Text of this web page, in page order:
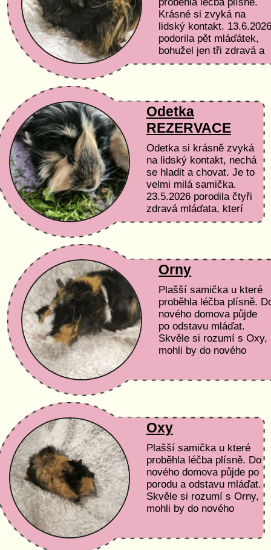
Krásné si zvyká na
lidský kontakt.
podorila pět mláďátek,
bohužel jen tři zdravá a
živá. Mláďata vrh "C" .
Odetka
REZERVACE
Odetka si krásně zvyká
na lidský kontakt, nechá
se hladit a chovat. Je to
velmi milá samička.
23.5.2026 porodila čtyři
zdravá mláďata, kterí
jsou již v nových
Orny
Plašší samička u které
proběhla léčba plísně.
nového domova půjde
po odstavu mláďat.
Skvěle si rozumí s Oxy,
mohli by do nového
Oxy
Plašší samička u které
proběhla léčba plísně. Do
nového domova půjde po
porodu a odstavu mláďat.
Skvěle si rozumí s Orny,
mohli by do nového